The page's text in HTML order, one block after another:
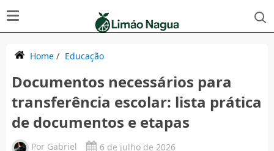
Home/ Educação
Documentos necessários para
transferência escolar: lista prática
de documentos e etapas
Por Gabriel 6 de julho de 2026